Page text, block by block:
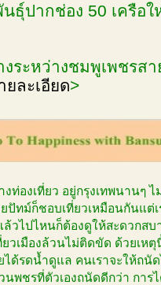
ธุ์ปากช่อง 50 เครือ
ระหว่างชมพูเพชรส
ยละเอียด>
ท่องเที่ยว อยู่กรุงเทพนานๆ
ปัทม์ก็ชอบเที่ยวเหมือนกันแต่
วไปไหนก็ต้องดูให้สะดวกส
ยวเมืองล้วนไม่ติดขัด ด้วยเห
ได้รดน้ำดูแล คนเราจะให้ถนั
นพชรที่ตัวเองถนัดดีกว่า การ